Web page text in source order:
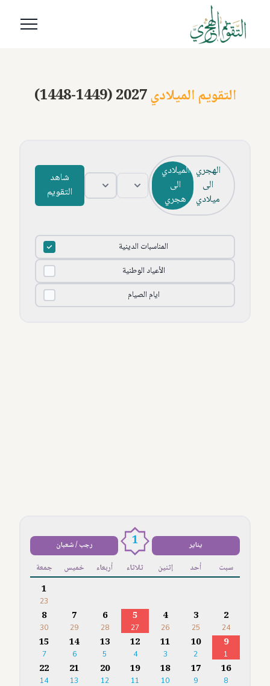
(1448-1449) 2027التقويم الميلادي
شاهد
التقويم
الميلادي
الى
هجري
الهجري
الى
ميلادي
المناسبات الدينية
الأعياد الوطنية
ايام الصيام
يناير 1 رجب / شعبان
سبت أحد إثنين ثلاثاء أربعاء خميس جمعة
1
23
2
24
3
25
4
26
5
27
6
28
7
29
8
30
9
1
10
2
11
3
12
4
13
5
14
6
15
7
16
8
17
9
18
10
19
11
20
12
21
13
22
14